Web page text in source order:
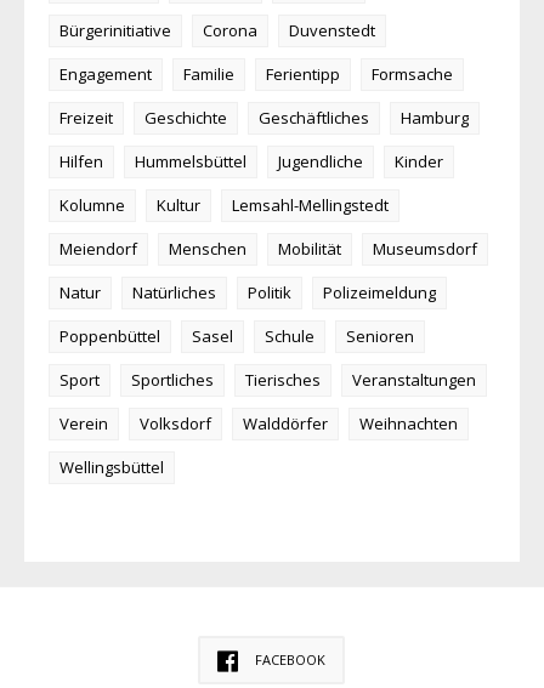
Bürgerinitiative
Corona
Duvenstedt
Engagement
Familie Ferientipp
Formsache
Freizeit
Geschichte Geschäftliches
Hamburg
Hilfen
Hummelsbüttel Jugendliche
Kinder
Kolumne
Kultur
Lemsahl-Mellingstedt
Meiendorf
Menschen Mobilität
Museumsdorf
Natur
Natürliches Politik
Polizeimeldung
Poppenbüttel
Sasel Schule
Senioren
Sport
Sportliches Tierisches
Veranstaltungen
Verein
Volksdorf Walddörfer
Weihnachten
Wellingsbüttel
FACEBOOK